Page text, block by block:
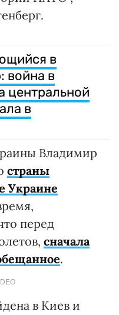
в
война в
центральной
в
Владимир
страны
Украине
перед
сначала
.
в Киев и